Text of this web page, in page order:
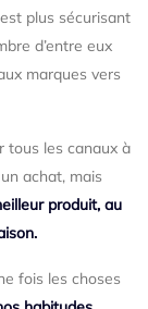
plus sécurisant
d’entre eux
marques vers
tous les canaux à
achat, mais
produit, au
fois les choses